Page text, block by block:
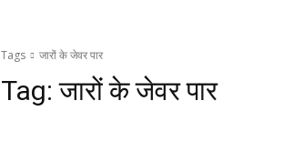
Tags जारों के जेवर पार
Tag:जारों के जेवर पार